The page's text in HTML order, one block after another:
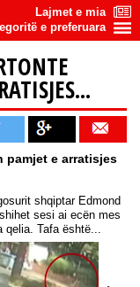
Lajmet e mia
e preferuara
pamjet e arratisjes
shqiptar Edmond
sesi ai ecën mes
qelia. Tafa është...